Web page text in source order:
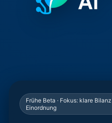
Frühe Beta · Fokus: klare
Einordnung